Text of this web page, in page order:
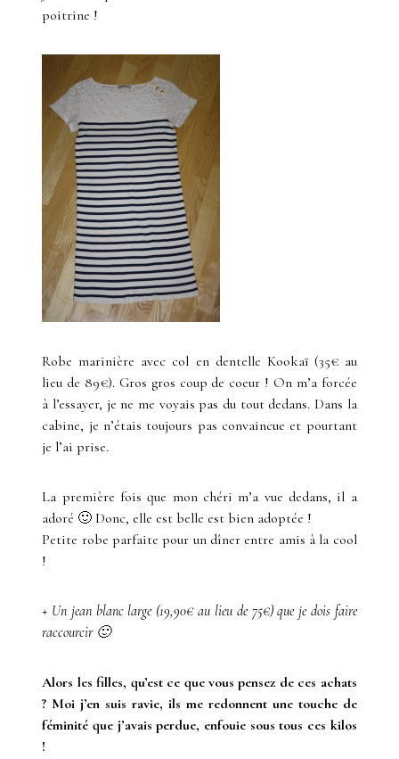
poitrine !
Robe marinière avec col en dentelle Kookaï (35€ au
lieu de 89€). Gros gros coup de coeur ! On m’a forcée
à l’essayer, je ne me voyais pas du tout dedans. Dans la
cabine, je n’étais toujours pas convaincue et pourtant
je l’ai prise.
La première fois que mon chéri m’a vue dedans, il a
adoré 🙂 Donc, elle est belle est bien adoptée !
Petite robe parfaite pour un dîner entre amis à la cool
!
+ Un jean blanc large (19,90€ au lieu de 75€) que je dois faire
raccourcir 🙂
Alors les filles, qu’est ce que vous pensez de ces achats
? Moi j’en suis ravie, ils me redonnent une touche de
féminité que j’avais perdue, enfouie sous tous ces kilos
!